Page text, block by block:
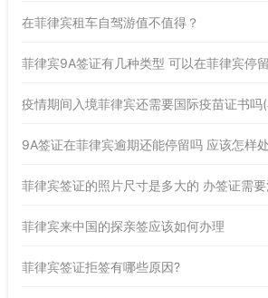
在菲律宾租车自驾游值不值得？
菲律宾9A签证有几种类型 可以在菲律宾停
疫情期间入境菲律宾还需要国际疫苗证书吗
9A签证在菲律宾逾期还能停留吗 应该怎样
菲律宾签证的照片尺寸是多大的 办签证需
菲律宾来中国的探亲签应该如何办理
菲律宾签证拒签有哪些原因?